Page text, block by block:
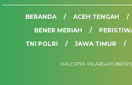
BERANDA ACEH TENGAH
BENER MERIAH
TNI POLRI
JAWA TIMUR
HALCIPTA: